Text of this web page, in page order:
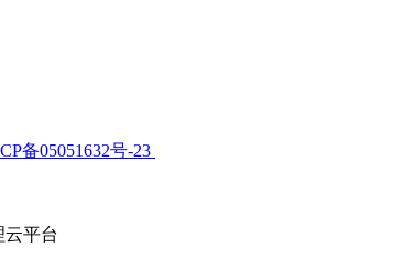
备05051632号-23
云平台